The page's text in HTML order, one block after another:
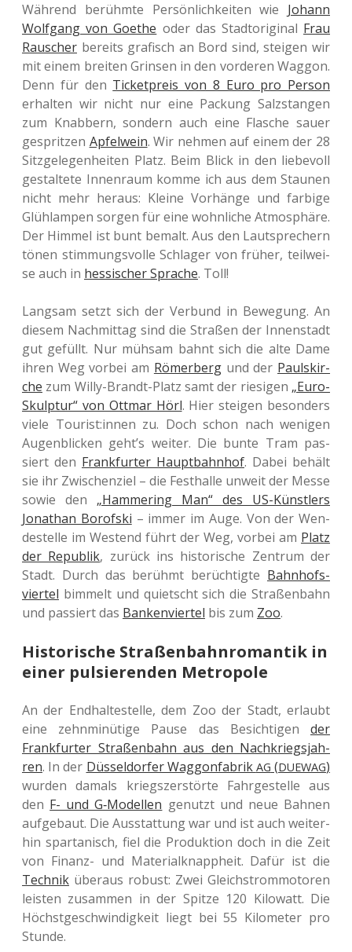
Wäh­rend berühm­te Per­sön­lich­kei­ten wie Johann
Wolf­gang von Goethe oder das Stadt­ori­gi­nal Frau
Rauscher bereits gra­fisch an Bord sind, stei­gen wir
mit einem brei­ten Grin­sen in den vor­de­ren Waggon.
Denn für den Ticket­preis von 8 Euro pro Person
erhal­ten wir nicht nur eine Packung Salz­stan­gen
zum Knab­bern, son­dern auch eine Fla­sche sauer
gesprit­zen Apfel­wein. Wir nehmen auf einem der 28
Sitz­ge­le­gen­hei­ten Platz. Beim Blick in den lie­be­voll
gestal­te­te Innen­raum komme ich aus dem Stau­nen
nicht mehr heraus: Kleine Vor­hän­ge und far­bi­ge
Glüh­lam­pen sorgen für eine wohn­li­che Atmo­sphä­re.
Der Himmel ist bunt bemalt. Aus den Laut­spre­chern
tönen stim­mungs­vol­le Schla­ger von früher, teil­wei­
se auch in hes­si­scher Spra­che. Toll!
Lang­sam setzt sich der Ver­bund in Bewe­gung. An
diesem Nach­mit­tag sind die Stra­ßen der Innen­stadt
gut gefüllt. Nur mühsam bahnt sich die alte Dame
ihren Weg vorbei am Römer­bergund der Pauls­kir­
che zum Willy-Brandt-Platz samt der rie­si­gen „Euro-
Skulp­tur“ von Ottmar Hörl. Hier stei­gen beson­ders
viele Tourist:innen zu. Doch schon nach weni­gen
Augen­bli­cken geht’s weiter. Die bunte Tram pas­
siert den Frank­fur­ter Haupt­bahn­hof. Dabei behält
sie ihr Zwi­schen­ziel – die Fest­hal­le unweit der Messe
sowie den „Ham­me­ring Man“ des US-Künst­lers
Jona­than Borof­ski – immer im Auge. Von der Wen­
de­stel­le im West­end führt der Weg, vorbei am Platz
der Repu­blik, zurück ins his­to­ri­sche Zen­trum der
Stadt. Durch das berühmt berüch­tig­te Bahn­hofs­
vier­tel bim­melt und quietscht sich die Stra­ßen­bahn
und pas­siert das Ban­ken­vier­tel bis zum Zoo.
Historische Straßenbahnromantik in
einer pulsierenden Metropole
An der End­hal­te­stel­le, dem Zoo der Stadt, erlaubt
eine zehn­mi­nü­ti­ge Pause das Besich­ti­gen der
Frank­fur­ter Stra­ßen­bahn aus den Nach­kriegs­jah­
ren. In der Düs­sel­dor­fer Wag­gon­fa­brik AG (DUEWAG)
wurden damals kriegs­zer­stör­te Fahr­ge­stel­le aus
den F- und G‑Modellen genutzt und neue Bahnen
auf­ge­baut. Die Aus­stat­tung war und ist auch wei­ter­
hin spar­ta­nisch, fiel die Pro­duk­ti­on doch in die Zeit
von Finanz- und Mate­ri­al­knapp­heit. Dafür ist die
Tech­nik über­aus robust: Zwei Gleich­strom­mo­to­ren
leis­ten zusam­men in der Spitze 120 Kilo­watt. Die
Höchst­ge­schwin­dig­keit liegt bei 55 Kilo­me­ter pro
Stunde.